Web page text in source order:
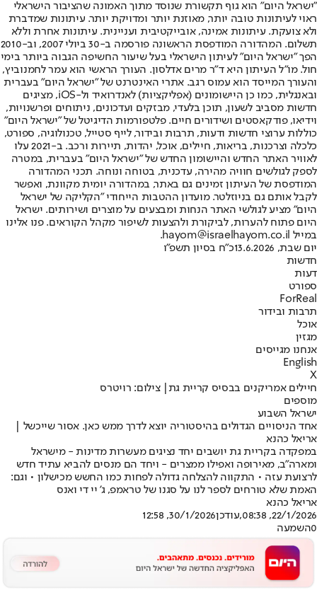
"ישראל היום" הוא גוף תקשורת שנוסד מתוך האמונה שהציבור הישראלי
ראוי לעיתונות טובה יותר, מאוזנת יותר ומדויקת יותר. עיתונות שמדברת
ולא צועקת. עיתונות אמינה, אובייקטיבית ועניינית. עיתונות אחרת וללא
תשלום. המהדורה המודפסת הראשונה פורסמה ב-30 ביולי 2007, וב-2010
הפך "ישראל היום" לעיתון הישראלי בעל שיעור החשיפה הגבוה ביותר בימי
חול. מו"ל העיתון היא ד"ר מרים אדלסון. העורך הראשי הוא עמר לחמנוביץ,
והעורך המייסד הוא עמוס רגב. אתרי האינטרנט של "ישראל היום" בעברית
ובאנגלית, כמו כן היישומונים (אפליקציות) לאנדרואיד ול-iOS, מציגים
חדשות מסביב לשעון, תוכן בלעדי, מבזקים ועדכונים, ניתוחים ופרשנויות,
וידיאו, פודקאסטים ושידורים חיים. פלטפורמות הדיגיטל של "ישראל היום"
כוללות ערוצי חדשות ודעות, תרבות ובידור, לייף סטייל, טכנולוגיה, ספורט,
כלכלה וצרכנות, בריאות, חיילים, אוכל, יהדות, תיירות ורכב. ב-2021 עלו
לאוויר האתר החדש והיישומון החדש של "ישראל היום" בעברית, במטרה
לספק לגולשים חוויה מהירה, עדכנית, בטוחה ונוחה. תכני המהדורה
המודפסת של העיתון זמינים גם באתר, במהדורה יומית מקוונת, ואפשר
לקבל אותם גם בניוזלטר. מועדון ההטבות הייחודי "הקליקה של ישראל
היום" מציע לגולשי האתר הנחות ומבצעים על מוצרים ושירותים. ישראל
היום פתוח להערות, לביקורת ולהצעות לשיפור מקהל הקוראים. פנו אלינו
במייל hayom@israelhayom.co.il.
יום שבת, 13.6.2026
כ"ח בסיון תשפ"ו
חדשות
דעות
ספורט
ForReal
תרבות ובידור
אוכל
מגזין
אנחנו מגייסים
English
X
חיילים אמריקנים בבסיס קריית גת| צילום: רויטרס
מוספים
ישראל השבוע
אחד הניסויים הגדולים בהיסטוריה יוצא לדרך ממש כאן. אסור שייכשל |
אריאל כהנא
במפקדה בקריית גת יושבים יחד נציגים מעשרות מדינות - מישראל
ומארה"ב, מאירופה ואפילו ממצרים - ויחד הם מנסים להביא עתיד חדש
לרצועת עזה • התקווה להצלחה גדולה לפחות כמו החשש מכישלון • וגם:
האמת שלא טורחים לספר לנו על סגנו של טראמפ, ג' יי די ואנס
אריאל כהנא
22/1/2026, 08:38
,עודכן30/1/2026, 12:58
0השמעה